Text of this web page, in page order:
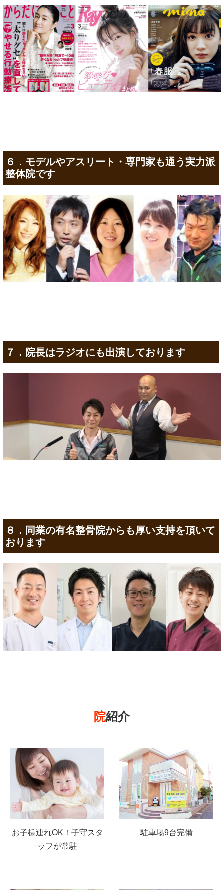
６．モデルやアスリート・専門家も通う実力派
整体院です
７．院長はラジオにも出演しております
８．同業の有名整骨院からも厚い支持を頂いて
おります
院紹介
お子様連れOK！子守スタ
ッフが常駐
駐車場9台完備